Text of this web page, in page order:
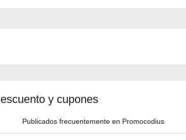
y cupones
Publicados frecuentemente en Promocodius